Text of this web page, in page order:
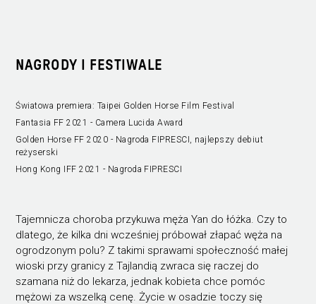
NAGRODY I FESTIWALE
Światowa premiera: Taipei Golden Horse Film Festival
Fantasia FF 2021 - Camera Lucida Award
Golden Horse FF 2020 - Nagroda FIPRESCI, najlepszy debiut
reżyserski
Hong Kong IFF 2021 - Nagroda FIPRESCI
Tajemnicza choroba przykuwa męża Yan do łóżka. Czy to
dlatego, że kilka dni wcześniej próbował złapać węża na
ogrodzonym polu? Z takimi sprawami społeczność małej
wioski przy granicy z Tajlandią zwraca się raczej do
szamana niż do lekarza, jednak kobieta chce pomóc
mężowi za wszelką cenę. Życie w osadzie toczy się